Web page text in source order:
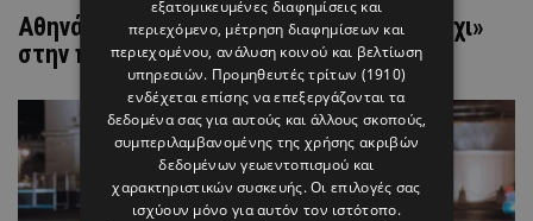
Αθηνά Οικονομάκου: Ο λόγος που είπε «όχι»
στην παρουσίαση του «Shopping Star»
εξατομικευμένες διαφημίσεις και
περιεχόμενο, μέτρηση διαφημίσεων και
περιεχομένου, ανάλυση κοινού και βελτίωση
υπηρεσιών. Προμηθευτές τρίτων (1910)
ενδέχεται επίσης να επεξεργάζονται τα
δεδομένα σας για αυτούς και άλλους σκοπούς,
συμπεριλαμβανομένης της χρήσης ακριβών
δεδομένων γεωεντοπισμού και
χαρακτηριστικών συσκευής. Οι επιλογές σας
ισχύουν μόνο για αυτόν τον ιστότοπο.